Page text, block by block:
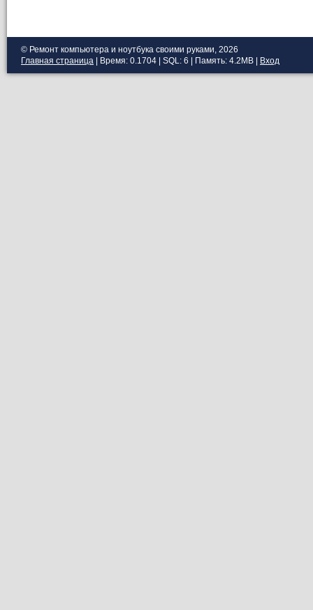
© Ремонт компьютера и ноутбука своими руками, 2026
Главная страница | Время: 0.1704 | SQL: 6 | Память: 4.2MB Вход